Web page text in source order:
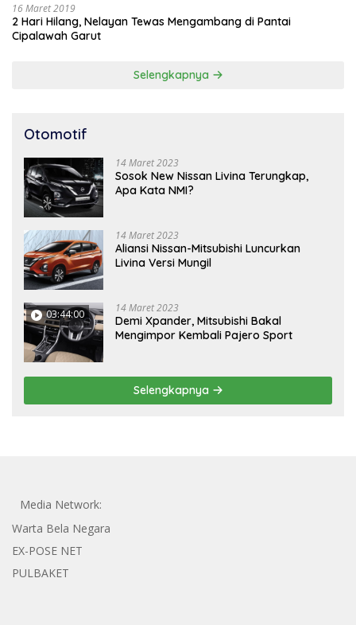
16 Maret 2019
2 Hari Hilang, Nelayan Tewas Mengambang di Pantai
Cipalawah Garut
Selengkapnya
Otomotif
14 Maret 2023
Sosok New Nissan Livina Terungkap,
Apa Kata NMI?
14 Maret 2023
Aliansi Nissan-Mitsubishi Luncurkan
Livina Versi Mungil
03:44:00 14 Maret 2023
Demi Xpander, Mitsubishi Bakal
Mengimpor Kembali Pajero Sport
Selengkapnya
Media Network:
Warta Bela Negara
EX-POSE NET
PULBAKET